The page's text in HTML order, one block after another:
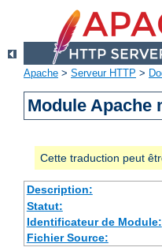
Apache > Serveur HTTP >
Module Apache
Cette traduction peut
Description:
Statut:
Identificateur de Module:
Fichier Source: